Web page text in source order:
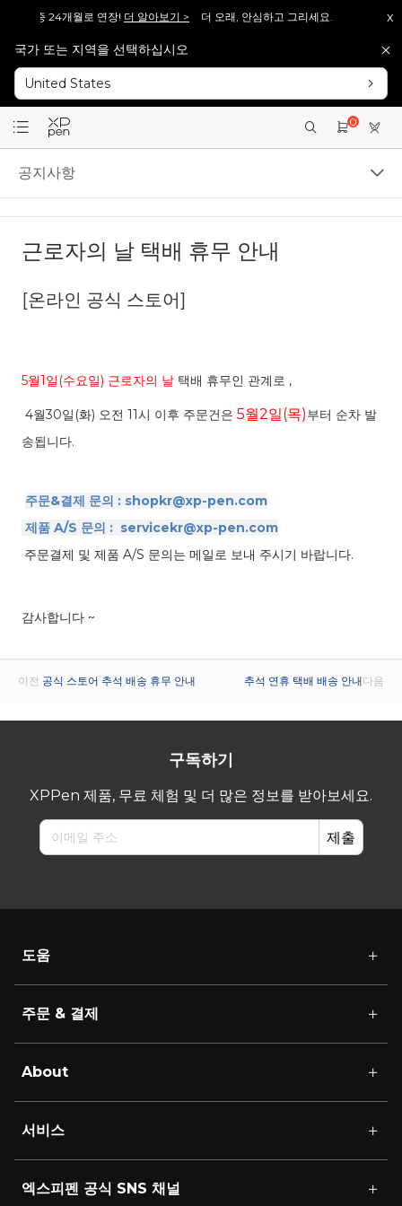
상 보증 24개월로 연장!더 알아보기 > 더 오래, 안심하고 그리세요. Magic
V2], 다시 돌아왔습니다!바로보기 >> [재입고 안내] 많은 분들이 기다려주신
V2], 다시 돌아왔습니다! [재입고 안내] 많은 분들이 기다려주신
회원가입 시 <1만 원> 상당 포인트를 증정합니다. 바로가입 >
설레는 핑크의 등장! Artist 12 3세대 핑크 에디션 출시!더 알아보기 >
x
국가 또는 지역을 선택하십시오
United States
0
공지사항
근로자의 날 택배 휴무 안내
[온라인 공식 스토어]
5월1일(수요일) 근로자의 날 택배 휴무인 관계로 ,
4월30일(화) 오전 11시 이후 주문건은 5월2일(목)부터 순차 발
송됩니다.
주문&결제 문의 : shopkr@xp-pen.com
제품 A/S 문의 : servicekr@xp-pen.com
주문결제 및 제품 A/S 문의는 메일로 보내 주시기 바랍니다.
감사합니다 ~
이전 공식 스토어 추석 배송 휴무 안내 추석 연휴 택배 배송 안내다음
구독하기
XPPen 제품, 무료 체험 및 더 많은 정보를 받아보세요.
제출
도움
주문 & 결제
About
서비스
엑스피펜 공식 SNS 채널